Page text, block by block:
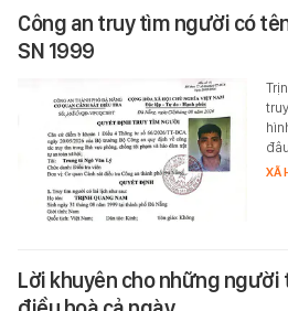
Công an truy tìm người có
SN 1999
XÃ
Lời khuyên cho những